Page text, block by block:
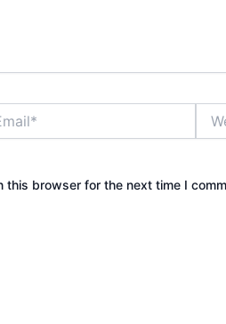
this browser for the next time I